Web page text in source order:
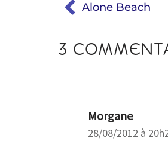
Alone Beach
3
Morgane
28/08/2012 à